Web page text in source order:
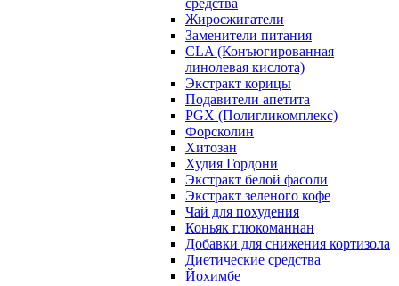
Жиросжигатели
Заменители питания
CLA (Конъюгированная
линолевая кислота)
Экстракт корицы
Подавители апетита
PGX (Полигликомплекс)
Форсколин
Хитозан
Худия Гордони
Экстракт белой фасоли
Экстракт зеленого кофе
Чай для похудения
Коньяк глюкоманнан
Добавки для снижения кортизола
Диетические средства
Йохимбе